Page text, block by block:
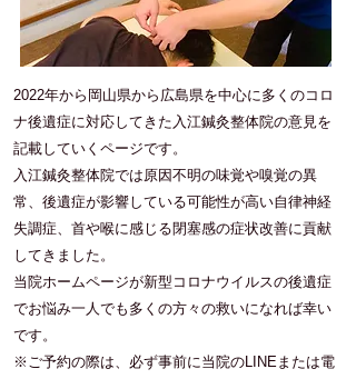
2022年から岡山県から広島県を中心に多くのコロ
ナ後遺症に対応してきた入江鍼灸整体院の意見を
記載していくページです。
​入江鍼灸整体院では原因不明の味覚や嗅覚の異
常、後遺症が影響している可能性が高い自律神経
失調症、首や喉に感じる閉塞感の症状改善に貢献
してきました。
当院ホームページが新型コロナウイルスの後遺症
でお悩み一人でも多くの方々の救いになれば幸い
です。
※ご予約の際は、必ず事前に当院のLINEまたは電